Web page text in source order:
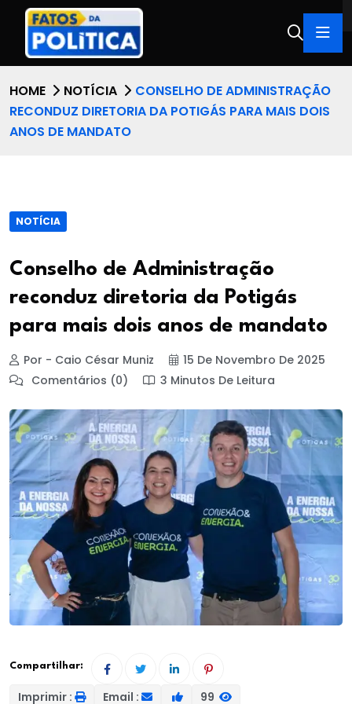
HOME NOTÍCIA
CONSELHO DE ADMINISTRAÇÃO
RECONDUZ DIRETORIA DA POTIGÁS PARA MAIS DOIS
ANOS DE MANDATO
NOTÍCIA
Conselho de Administração
reconduz diretoria da Potigás
para mais dois anos de mandato
Por - Caio César Muniz
15 De Novembro De 2025
Comentários (0)
3 Minutos De Leitura
Compartilhar:
Imprimir : Email : 99